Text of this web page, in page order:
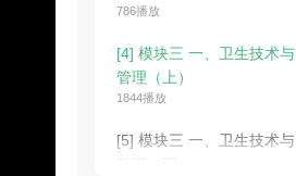
786播放
[4] 模块三 一、卫生技术与
管理（上）
1844播放
[5] 模块三 一、卫生技术与